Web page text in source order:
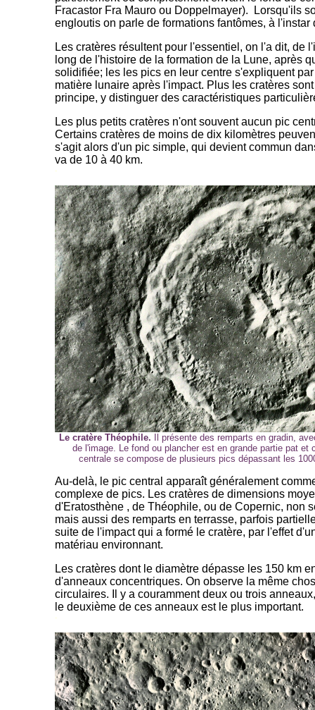
Fracastor Fra Mauro ou Doppelmayer). Lorsqu'ils
engloutis on parle de formations fantômes, à
Les cratères résultent pour l'essentiel, on l'a dit, de
long de l'histoire de la formation de la Lune, après
solidifiée; les les pics en leur centre s'expliquent
matière lunaire après l'impact. Plus les cratères
principe, y distinguer des caractéristiques
Les plus petits cratères n'ont souvent aucun pic
Certains cratères de moins de dix kilomètres
s'agit alors d'un pic simple, qui devient commun
va de 10 à 40 km.
-
Le cratère Théophile. Il présente des remparts en gradin,
de l'image. Le fond ou plancher est en grande partie pat et
centrale se compose de plusieurs pics dépassant les
Au-delà, le pic central apparaît généralement
complexe de pics. Les cratères de dimensions
d'Eratosthène , de Théophile, ou de Copernic, non
mais aussi des remparts en terrasse, parfois
suite de l'impact qui a formé le cratère, par l'effet
matériau environnant.
Les cratères dont le diamètre dépasse les 150 km
d'anneaux concentriques. On observe la même
circulaires. Il y a couramment deux ou trois
le deuxième de ces anneaux est le plus important.
-